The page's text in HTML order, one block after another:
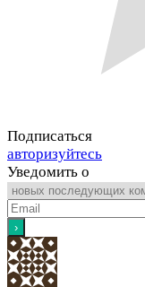
Подписаться
авторизуйтесь
Уведомить о